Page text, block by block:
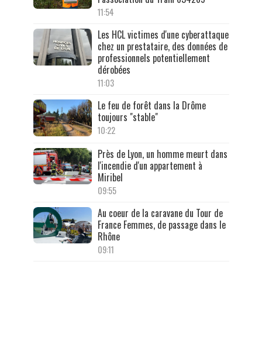
11:54
Les HCL victimes d'une cyberattaque
chez un prestataire, des données de
professionnels potentiellement
dérobées
11:03
Le feu de forêt dans la Drôme
toujours "stable"
10:22
Près de Lyon, un homme meurt dans
l'incendie d'un appartement à
Miribel
09:55
Au coeur de la caravane du Tour de
France Femmes, de passage dans le
Rhône
09:11